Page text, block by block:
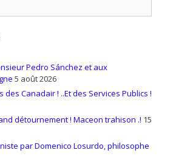
Pedro Sánchez et aux
5 août 2026
des Canadair ! ..Et des Services Publics !
détournement ! Maceon trahison .! 15
par Domenico Losurdo, philosophe